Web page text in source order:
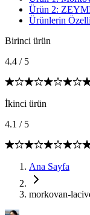
Ürün 2:
Ürünlerin
Birinci ürün
4.4 / 5
İkinci ürün
4.1 / 5
Ana Sayfa
morkovan-